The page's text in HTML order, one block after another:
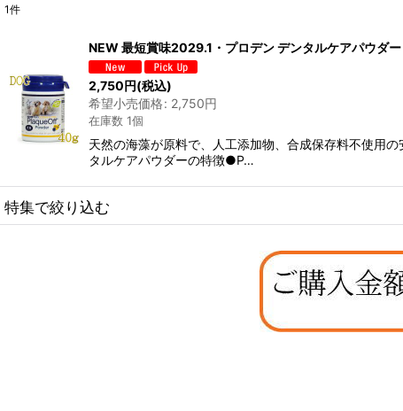
並び順:
1件
NEW 最短賞味2029.1・プロデン デンタルケアパウダ
2,750 円(税込)
希望小売価格: 2,750円
在庫数 1個
天然の海藻が原料で、人工添加物、合成保存料不使用
タルケアパウダーの特徴●P…
特集で絞り込む